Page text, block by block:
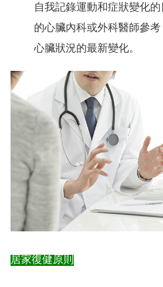
自我記錄運動和症狀變化
的心臟內科或外科醫師參
心臟狀況的最新變化。
居家復健原則